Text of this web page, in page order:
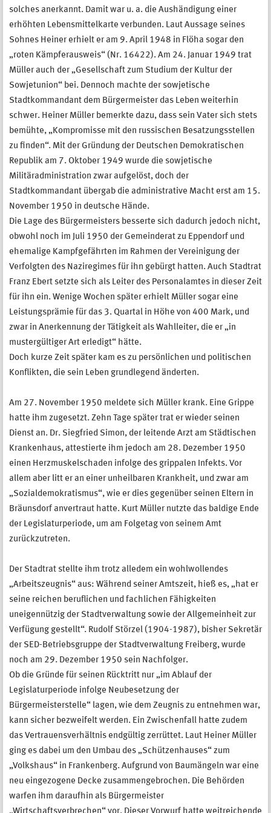
solches anerkannt. Damit war u. a. die Aushändigung einer
erhöhten Lebensmittelkarte verbunden. Laut Aussage seines
Sohnes Heiner erhielt er am 9. April 1948 in Flöha sogar den
„roten Kämpferausweis“ (Nr. 16422). Am 24. Januar 1949 trat
Müller auch der „Gesellschaft zum Studium der Kultur der
Sowjetunion“ bei. Dennoch machte der sowjetische
Stadtkommandant dem Bürgermeister das Leben weiterhin
schwer. Heiner Müller bemerkte dazu, dass sein Vater sich stets
bemühte, „Kompromisse mit den russischen Besatzungsstellen
zu finden“. Mit der Gründung der Deutschen Demokratischen
Republik am 7. Oktober 1949 wurde die sowjetische
Militäradministration zwar aufgelöst, doch der
Stadtkommandant übergab die administrative Macht erst am 15.
November 1950 in deutsche Hände.
Die Lage des Bürgermeisters besserte sich dadurch jedoch nicht,
obwohl noch im Juli 1950 der Gemeinderat zu Eppendorf und
ehemalige Kampfgefährten im Rahmen der Vereinigung der
Verfolgten des Naziregimes für ihn gebürgt hatten. Auch Stadtrat
Franz Ebert setzte sich als Leiter des Personalamtes in dieser Zeit
für ihn ein. Wenige Wochen später erhielt Müller sogar eine
Leistungsprämie für das 3. Quartal in Höhe von 400 Mark, und
zwar in Anerkennung der Tätigkeit als Wahlleiter, die er „in
mustergültiger Art erledigt“ hätte.
Doch kurze Zeit später kam es zu persönlichen und politischen
Konflikten, die sein Leben grundlegend änderten.
Am 27. November 1950 meldete sich Müller krank. Eine Grippe
hatte ihm zugesetzt. Zehn Tage später trat er wieder seinen
Dienst an. Dr. Siegfried Simon, der leitende Arzt am Städtischen
Krankenhaus, attestierte ihm jedoch am 28. Dezember 1950
einen Herzmuskelschaden infolge des grippalen Infekts. Vor
allem aber litt er an einer unheilbaren Krankheit, und zwar am
„Sozialdemokratismus“, wie er dies gegenüber seinen Eltern in
Bräunsdorf anvertraut hatte. Kurt Müller nutzte das baldige Ende
der Legislaturperiode, um am Folgetag von seinem Amt
zurückzutreten.
Der Stadtrat stellte ihm trotz alledem ein wohlwollendes
„Arbeitszeugnis“ aus: Während seiner Amtszeit, hieß es, „hat er
seine reichen beruflichen und fachlichen Fähigkeiten
uneigennützig der Stadtverwaltung sowie der Allgemeinheit zur
Verfügung gestellt“. Rudolf Störzel (1904-1987), bisher Sekretär
der SED-Betriebsgruppe der Stadtverwaltung Freiberg, wurde
noch am 29. Dezember 1950 sein Nachfolger.
Ob die Gründe für seinen Rücktritt nur „im Ablauf der
Legislaturperiode infolge Neubesetzung der
Bürgermeisterstelle“ lagen, wie dem Zeugnis zu entnehmen war,
kann sicher bezweifelt werden. Ein Zwischenfall hatte zudem
das Vertrauensverhältnis endgültig zerrüttet. Laut Heiner Müller
ging es dabei um den Umbau des „Schützenhauses“ zum
„Volkshaus“ in Frankenberg. Aufgrund von Baumängeln war eine
neu eingezogene Decke zusammengebrochen. Die Behörden
warfen ihm daraufhin als Bürgermeister